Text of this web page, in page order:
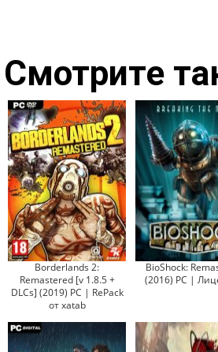
Смотрите
Borderlands 2:
Remastered [v 1.8.5 +
DLCs] (2019) PC | RePack
от xatab
BioShock:
(2016) PC |